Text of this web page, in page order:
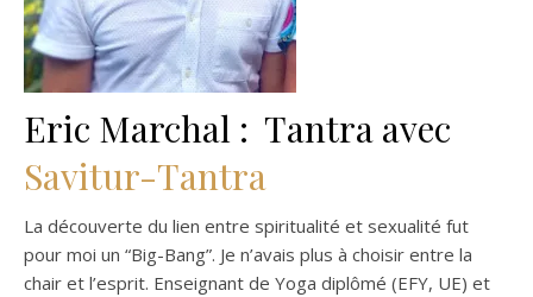
Eric Marchal : Tantra avec
Savitur-Tantra
La découverte du lien entre spiritualité et sexualité fut
pour moi un “Big-Bang”. Je n’avais plus à choisir entre la
chair et l’esprit. Enseignant de Yoga diplômé (EFY, UE) et